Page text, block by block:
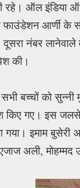
रहे। ऑल इंडिया
फाउंडेशन आर्णी के
नंबर
की।
सभी बच्चों को
किए गए। इस
गया। इमाम
अली,